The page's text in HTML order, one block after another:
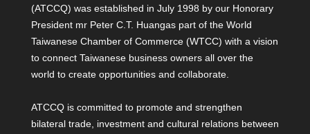
(ATCCQ) was established in July 1998 by our Honorary
President mr Peter C.T. Huangas part of the World
Taiwanese Chamber of Commerce (WTCC) with a vision
to connect Taiwanese business owners all over the
world to create opportunities and collaborate.
ATCCQ is committed to promote and strengthen
bilateral trade, investment and cultural relations between